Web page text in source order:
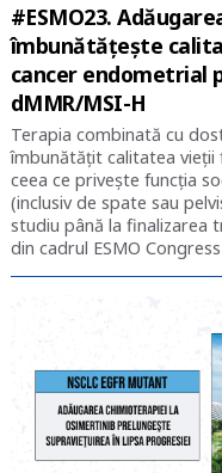
#ESMO23.
îmbunătățește
cancer endometrial
dMMR/MSI-H
Terapia combinată cu
îmbunătățit calitatea vieții
ceea ce privește funcția
(inclusiv de spate sau
studiu până la finalizarea
din cadrul ESMO